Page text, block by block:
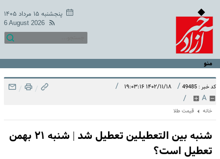
پنجشنبه ۱۵ مرداد ۱۴۰۵
6 August 2026
منو
کد خبر : 49485 / ۱۴۰۲/۱۱/۱۸ ۱۹:۰۳:۱۶ /
A
/
/
/
خانه قیمت طلا
شنبه بین التعطیلین تعطیل شد | شنبه ۲۱ بهمن
تعطیل است؟